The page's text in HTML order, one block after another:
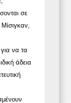
σε
Μίσιγκαν,
να τα
άδεια